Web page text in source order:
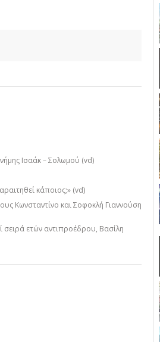
Ισαάκ – Σολωμού (vd)
κάποιος;» (vd)
Κωνσταντίνο και Σοφοκλή Γιαννούση
ετών αντιπροέδρου, Βασίλη